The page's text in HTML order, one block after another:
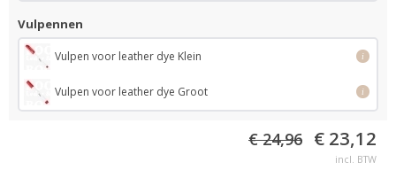
Vulpennen
Vulpen voor leather dye Klein i
Vulpen voor leather dye Groot i
€ 24,96 € 23,12
incl. BTW